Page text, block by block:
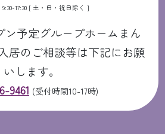
17:30 [ 土・日・祝日除く ]
ン予定グループホームまん
居のご相談等は下記にお願
いします。
9461 (受付時間10-17時)